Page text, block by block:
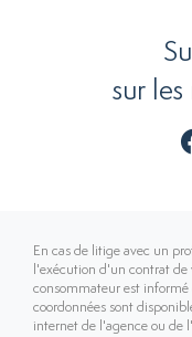
sur les
En cas de litige avec un
l'exécution d'un contrat de
consommateur est
coordonnées sont
internet de l'agence ou de